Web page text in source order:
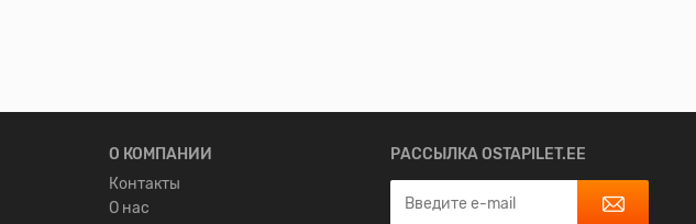
О КОМПАНИИ
Контакты
О нас
РАССЫЛКА OSTAPILET.EE